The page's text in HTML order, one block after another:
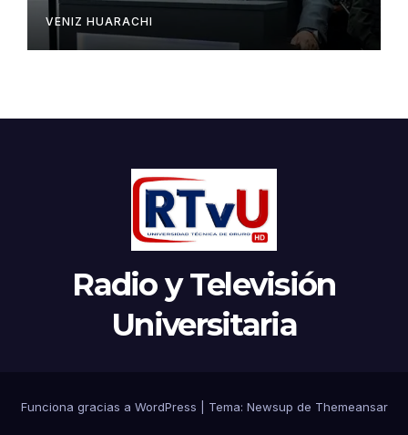
VENIZ HUARACHI
Radio y Televisión
Universitaria
Funciona gracias a WordPress Tema: Newsup de Themeansar